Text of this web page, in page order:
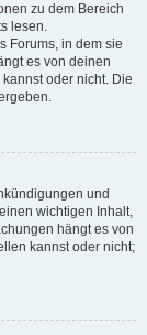
zu dem Bereich
lesen.
Forums, in dem sie
es von deinen
oder nicht. Die
und
wichtigen Inhalt,
hängt es von
kannst oder nicht;